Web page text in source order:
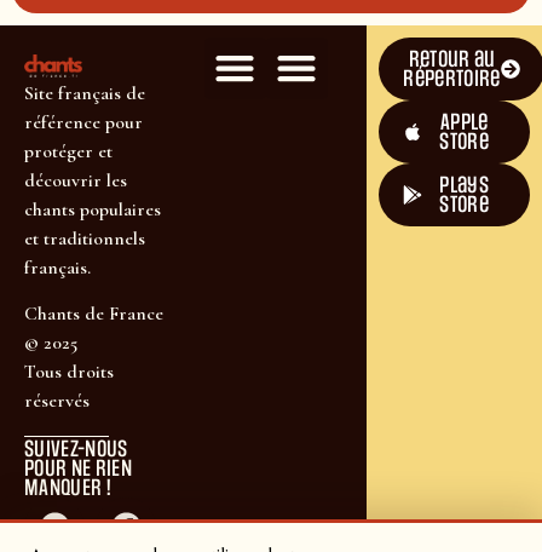
Site français de
référence pour
protéger et
découvrir les
chants populaires
et traditionnels
français.
Chants de France
© 2025
Tous droits
réservés
SUIVEZ-NOUS
POUR NE RIEN
MANQUER !
Retour au
répertoire
Apple
Store
plays
store